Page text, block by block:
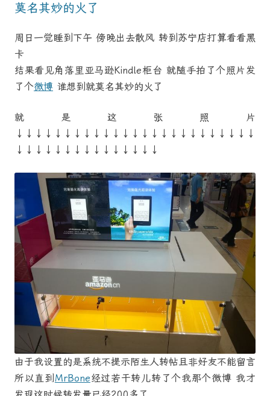
莫名其妙的火了
周日一觉睡到下午 傍晚出去散风 转到苏宁店打算看看黑
卡
结果看见角落里亚马逊Kindle柜台 就随手拍了个照片发
了个微博 谁想到就莫名其妙的火了
就是这张照片
↓↓↓↓↓↓↓↓↓↓↓↓↓↓↓↓↓↓↓↓↓↓↓↓↓
↓↓↓↓↓↓↓↓↓↓↓↓↓↓↓
由于我设置的是系统不提示陌生人转帖且非好友不能留言
所以直到 MrBone经过若干转儿转了个我那个微博 我才